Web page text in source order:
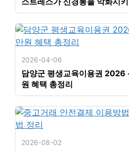
2026-04-06
담양군 평생교육이용권 2026
원 혜택 총정리
2026-08-02